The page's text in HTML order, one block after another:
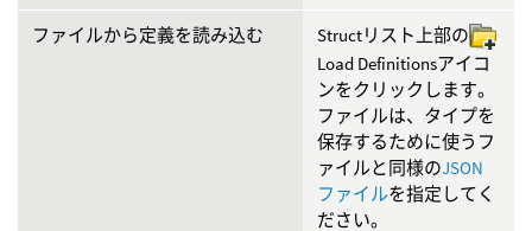
ファイルから定義を読み込む
Structリスト上部の
Load Definitionsアイコ
ンをクリックします。
ファイルは、タイプを
保存するために使うフ
ァイルと同様のJSON
ファイルを指定してく
ださい。